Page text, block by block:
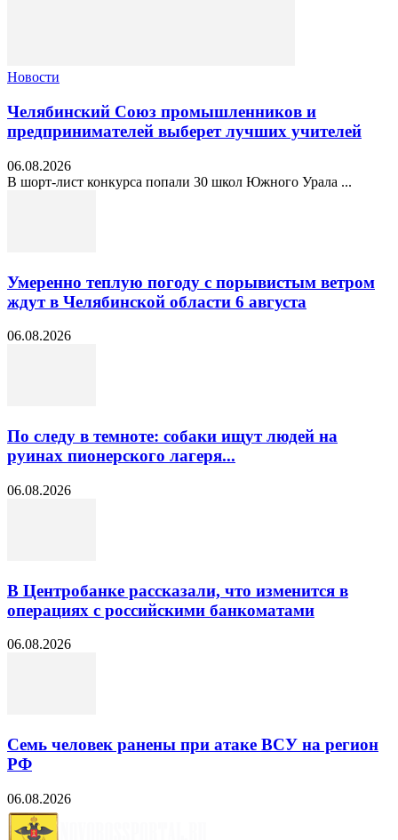
Новости
Челябинский Союз промышленников и
предпринимателей выберет лучших учителей
06.08.2026
В шорт‑лист конкурса попали 30 школ Южного Урала ...
Умеренно теплую погоду с порывистым ветром
ждут в Челябинской области 6 августа
06.08.2026
По следу в темноте: собаки ищут людей на
руинах пионерского лагеря...
06.08.2026
В Центробанке рассказали, что изменится в
операциях с российскими банкоматами
06.08.2026
Семь человек ранены при атаке ВСУ на регион
РФ
06.08.2026